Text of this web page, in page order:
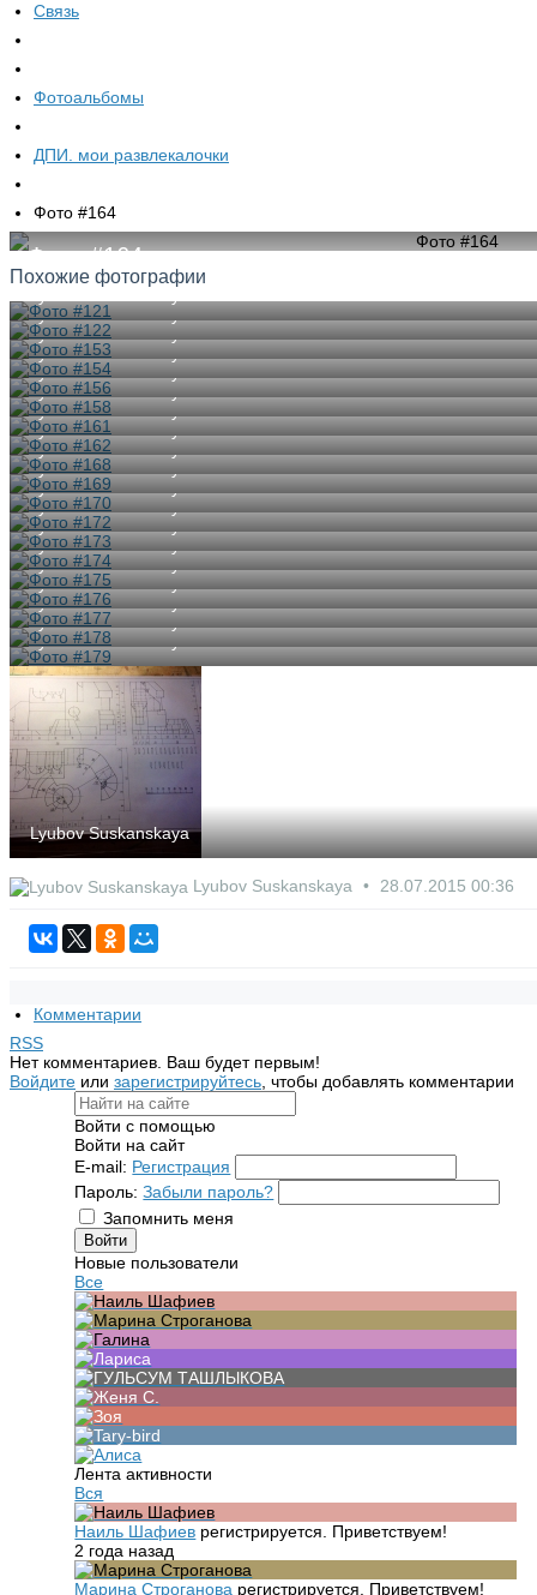
Связь
Фотоальбомы
ДПИ. мои развлекалочки
Фото #164
Фото #164
Похожие фотографии
Lyubov Suskanskaya
Lyubov Suskanskaya
Lyubov Suskanskaya
Lyubov Suskanskaya
Lyubov Suskanskaya
Lyubov Suskanskaya
Lyubov Suskanskaya
Lyubov Suskanskaya
Lyubov Suskanskaya
Lyubov Suskanskaya
Lyubov Suskanskaya
Lyubov Suskanskaya
Lyubov Suskanskaya
Lyubov Suskanskaya
Lyubov Suskanskaya
Lyubov Suskanskaya
Lyubov Suskanskaya
Lyubov Suskanskaya
Lyubov Suskanskaya
Lyubov Suskanskaya 28.07.2015 00:36
Комментарии
RSS
Нет комментариев. Ваш будет первым!
Войдите или зарегистрируйтесь, чтобы добавлять комментарии
Войти с помощью
Войти на сайт
E-mail: Регистрация
Пароль: Забыли пароль?
Запомнить меня
Новые пользователи
Все
Лента активности
Вся
Наиль Шафиев регистрируется. Приветствуем!
2 года назад
Марина Строганова регистрируется. Приветствуем!